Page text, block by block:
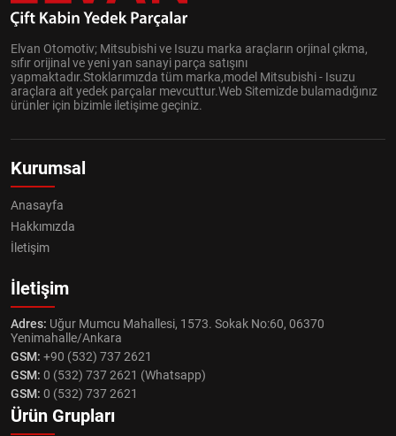
Elvan Otomotiv; Mitsubishi ve Isuzu marka araçların orjinal çıkma,
sıfır orijinal ve yeni yan sanayi parça satışını
yapmaktadır.Stoklarımızda tüm marka,model Mitsubishi - Isuzu
araçlara ait yedek parçalar mevcuttur.Web Sitemizde bulamadığınız
ürünler için bizimle iletişime geçiniz.
Kurumsal
Anasayfa
Hakkımızda
İletişim
İletişim
Adres: Uğur Mumcu Mahallesi, 1573. Sokak No:60, 06370
Yenimahalle/Ankara
GSM: +90 (532) 737 2621
GSM: 0 (532) 737 2621 (Whatsapp)
GSM: 0 (532) 737 2621
Ürün Grupları